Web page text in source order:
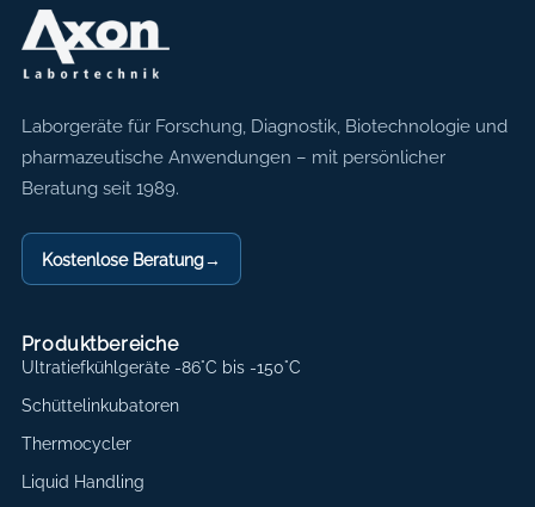
Axon Labortechnik
Laborgeräte für Forschung, Diagnostik, Biotechnologie und
pharmazeutische Anwendungen – mit persönlicher
Beratung seit 1989.
Kostenlose Beratung→
Produktbereiche
Ultratiefkühlgeräte -86°C bis -150°C
Schüttelinkubatoren
Thermocycler
Liquid Handling